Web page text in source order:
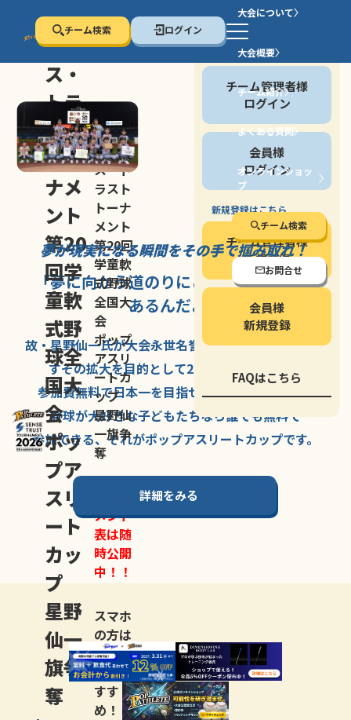
チーム検索 ログイン
大会について
大会概要
チーム紹介
よくある質問
オンラインショッ
プ
チーム検索
お問合せ
停止する
セン
ス・
トラ
スト
トー
ナメ
ント
第20
回学
童軟
式野
球全
国大
会
ポッ
プア
スリ
ート
カッ
プ
星野
仙一
旗争
奪
セン
ス・ト
ラスト
トーナ
メント
第20回
学童軟
式野球
全国大
会
ポップ
アスリ
ートカ
ップ
星野仙
一旗争
奪
メント
表は随
時公開
中！！
スマホ
の方は
LINE登
録がお
すす
め！
会員の方
チーム管理者様
ログイン
会員様
ログイン
新規登録はこちら
チーム管理者様
新規登録
会員様
新規登録
FAQはこちら
夢が現実になる瞬間をその手で掴み取れ！
「夢に向かう道のりにこそ大きな意味が
あるんだよ」
故・星野仙一氏が大会永世名誉会長を務める、野球の
すその拡大を目的として2007年に
参加費無料で日本一を目指せる唯一の野球大会。
野球が大好きな子どもたちなら誰でも無料で
参加できる、それがポップアスリートカップです。
詳細をみる